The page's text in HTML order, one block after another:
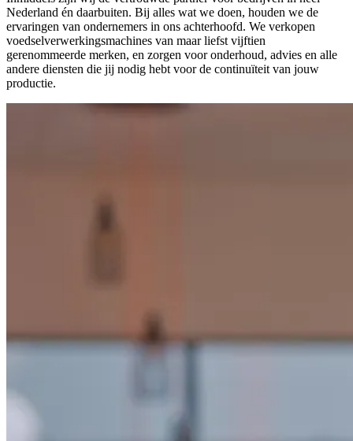
Nederland én daarbuiten. Bij alles wat we doen, houden we de
ervaringen van ondernemers in ons achterhoofd. We verkopen
voedselverwerkingsmachines van maar liefst vijftien
gerenommeerde merken, en zorgen voor onderhoud, advies en alle
andere diensten die jij nodig hebt voor de continuïteit van jouw
productie.